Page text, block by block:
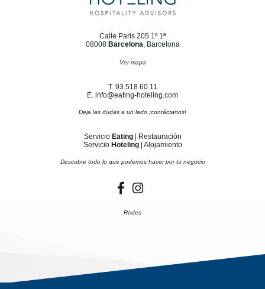
Calle Paris 205 1º 1ª
08008 Barcelona, Barcelona
Ver mapa
T. 93 518 60 11
E. info@eating-hoteling.com
Deja las dudas a un lado ¡contáctanos!
Servicio Eating| Restauración
Servicio Hoteling| Alojamiento
Descubre todo lo que podemos hacer por tu negocio
Redes